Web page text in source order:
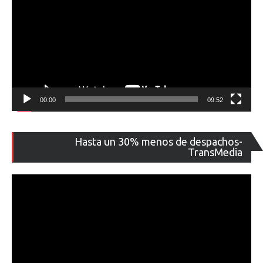
00:00 09:52
Hasta un 30% menos de despachos-
TransMedia
de